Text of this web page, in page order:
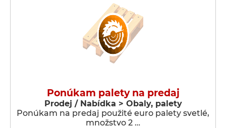
Ponúkam palety na predaj
Prodej / Nabídka > Obaly, palety
Ponúkam na predaj použité euro palety svetlé,
množstvo 2 …